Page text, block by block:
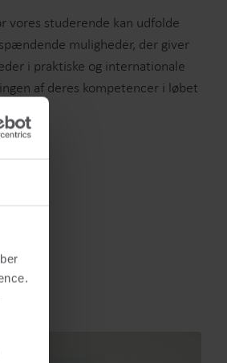
vores studerende kan udfolde
muligheder, der giver
i praktiske og internationale
af deres kompetencer i løbet